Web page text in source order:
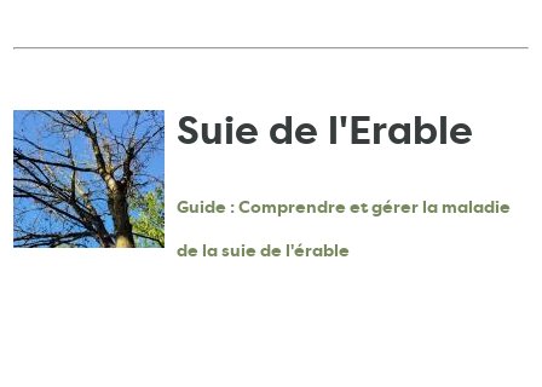
Suie de l'Erable
Guide : Comprendre et gérer la maladie
de la suie de l'érable